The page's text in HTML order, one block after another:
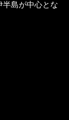
半島が中心とな